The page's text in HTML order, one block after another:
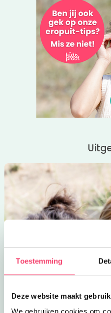
Toestemming
Deze website maakt